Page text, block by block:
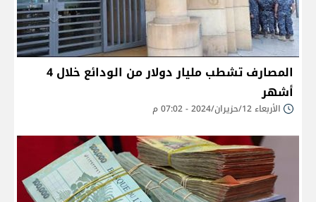
المصارف تشطب مليار دولار من الودائع خلال 4
أشهر
الأربعاء 12/حزيران/2024 - 07:02 م